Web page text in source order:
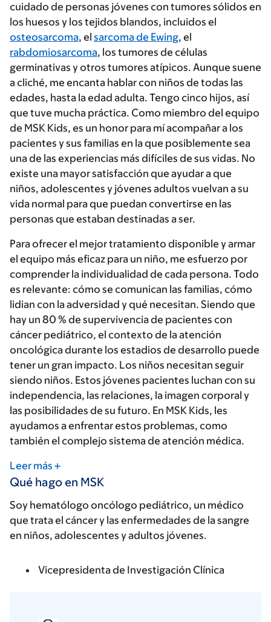
cuidado de personas jóvenes con tumores sólidos en
los huesos y los tejidos blandos, incluidos el
osteosarcoma, el sarcoma de Ewing, el
rabdomiosarcoma, los tumores de células
germinativas y otros tumores atípicos. Aunque suene
a cliché, me encanta hablar con niños de todas las
edades, hasta la edad adulta. Tengo cinco hijos, así
que tuve mucha práctica. Como miembro del equipo
de MSK Kids, es un honor para mí acompañar a los
pacientes y sus familias en la que posiblemente sea
una de las experiencias más difíciles de sus vidas. No
existe una mayor satisfacción que ayudar a que
niños, adolescentes y jóvenes adultos vuelvan a su
vida normal para que puedan convertirse en las
personas que estaban destinadas a ser.
Para ofrecer el mejor tratamiento disponible y armar
el equipo más eficaz para un niño, me esfuerzo por
comprender la individualidad de cada persona. Todo
es relevante: cómo se comunican las familias, cómo
lidian con la adversidad y qué necesitan. Siendo que
hay un 80 % de supervivencia de pacientes con
cáncer pediátrico, el contexto de la atención
oncológica durante los estadios de desarrollo puede
tener un gran impacto. Los niños necesitan seguir
siendo niños. Estos jóvenes pacientes luchan con su
independencia, las relaciones, la imagen corporal y
las posibilidades de su futuro. En MSK Kids, les
ayudamos a enfrentar estos problemas, como
también el complejo sistema de atención médica.
Leer más
Qué hago en MSK
Soy hematólogo oncólogo pediátrico, un médico
que trata el cáncer y las enfermedades de la sangre
en niños, adolescentes y adultos jóvenes.
Vicepresidenta de Investigación Clínica